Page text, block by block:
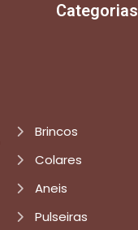
Categorias
Brincos
Colares
Aneis
Pulseiras